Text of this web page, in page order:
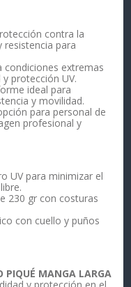
contra la
resistencia para
condiciones extremas
protección UV.
ideal para
y movilidad.
para personal de
profesional y
UV para minimizar el
230 gr con costuras
con cuello y puños
PIQUÉ MANGA LARGA